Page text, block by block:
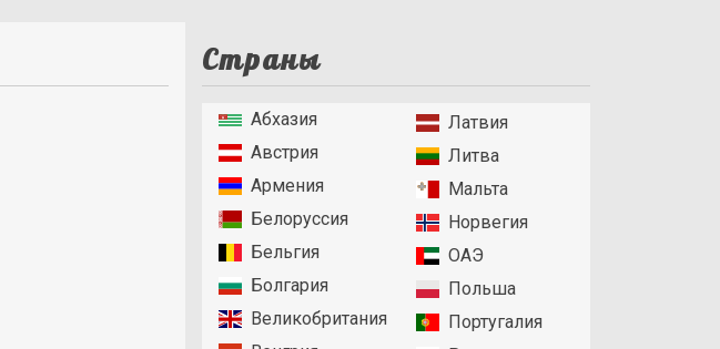
Страны
Абхазия
Австрия
Армения
Белоруссия
Бельгия
Болгария
Великобритания
Латвия
Литва
Мальта
Норвегия
ОАЭ
Польша
Португалия